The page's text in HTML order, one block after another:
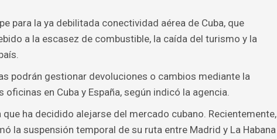
para la ya debilitada conectividad aérea de Cuba, que
a la escasez de combustible, la caída del turismo y la
podrán gestionar devoluciones o cambios mediante la
en Cuba y España, según indicó la agencia.
ha decidido alejarse del mercado cubano. Recientemente,
la suspensión temporal de su ruta entre Madrid y La Habana